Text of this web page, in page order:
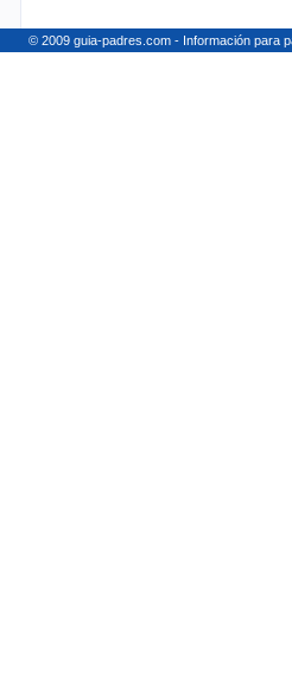
© 2009 guia-padres.com - Información para